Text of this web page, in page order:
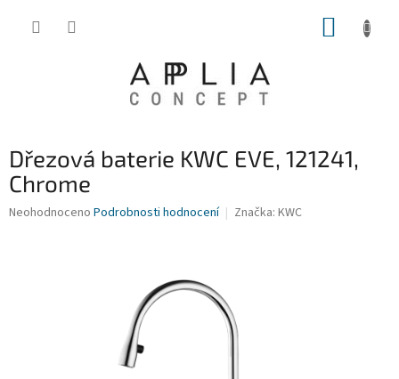
Dřezová baterie KWC EVE, 121241,
Chrome
Průměrné
Neohodnoceno Podrobnosti hodnocení Značka: KWC